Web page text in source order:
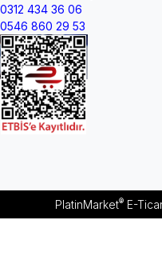
0312 434 36 06
0546 860 29 53
PlatinMarket®E-